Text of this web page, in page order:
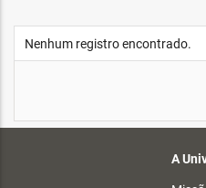
Nenhum registro encontrado.
A